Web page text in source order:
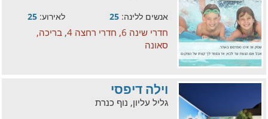
אנשים ללינה: 25 לאירוע: 25
חדרי שינה 6, חדרי רחצה 4, בריכה,
סאונה
וילה דיפסי
גליל עליון, נוף כנרת